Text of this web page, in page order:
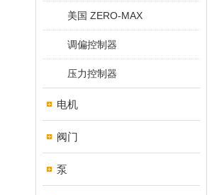
美国 ZERO-MAX
调偏控制器
压力控制器
电机
阀门
泵